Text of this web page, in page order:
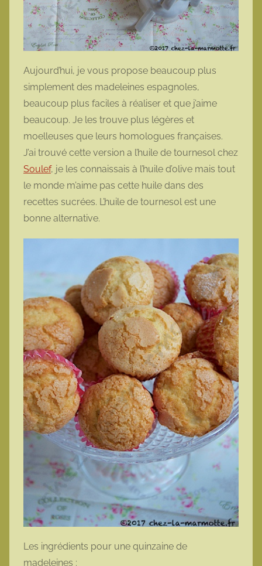
Aujourd’hui, je vous propose beaucoup plus
simplement des madeleines espagnoles,
beaucoup plus faciles à réaliser et que j’aime
beaucoup. Je les trouve plus légères et
moelleuses que leurs homologues françaises.
J’ai trouvé cette version a l’huile de tournesol chez
Soulef, je les connaissais à l’huile d’olive mais tout
le monde m’aime pas cette huile dans des
recettes sucrées. L’huile de tournesol est une
bonne alternative.
Les ingrédients pour une quinzaine de
madeleines :